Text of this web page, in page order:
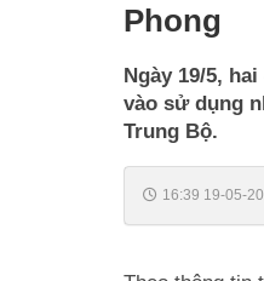
Phong
Ngày 19/5,
vào sử dụng
Trung Bộ.
16:39 19-05-